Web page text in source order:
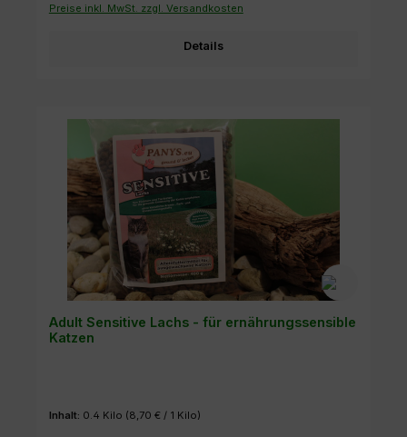
Preise inkl. MwSt. zzgl. Versandkosten
Details
Adult Sensitive Lachs - für ernährungssensible
Katzen
Inhalt: 0.4 Kilo (8,70 € / 1 Kilo)